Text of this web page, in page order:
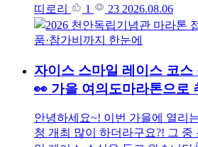
띠로리 1 23 2026.08.06
자이스 스마일 레이스 코스
👀 가을 여의도마라톤으로
안녕하세요~! 이번 가을에 열리
청 개최 많이 하더라구요?! 그